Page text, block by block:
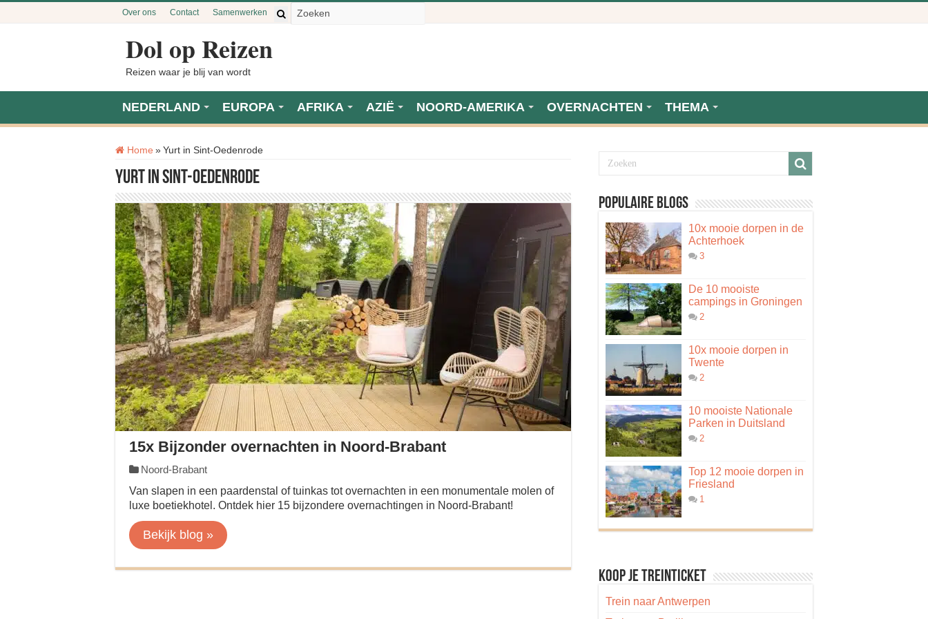
Over ons Contact Samenwerken
Dol op Reizen
Reizen waar je blij van wordt
NEDERLAND EUROPA AFRIKA AZIË NOORD-AMERIKA OVERNACHTEN THEMA
Home »Tag:
Yurt in Sint-Oedenrode
Yurt in Sint-Oedenrode
15x Bijzonder overnachten in Noord-Brabant
Noord-Brabant
Van slapen in een paardenstal of tuinkas tot overnachten in een monumentale molen of
luxe boetiekhotel. Ontdek hier 15 bijzondere overnachtingen in Noord-Brabant!
Bekijk blog »
Populaire blogs
10x mooie dorpen in de
Achterhoek
3
De 10 mooiste
campings in Groningen
2
10x mooie dorpen in
Twente
2
10 mooiste Nationale
Parken in Duitsland
2
Top 12 mooie dorpen in
Friesland
1
Koop je treinticket
Trein naar Antwerpen